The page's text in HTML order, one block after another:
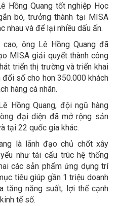
Hồng Quang tốt nghiệp Học
bó, trưởng thành tại MISA
nhau và để lại nhiều dấu ấn.
ông Lê Hồng Quang đã
MISA giải quyết thành công
triển thị trường và triển khai
số cho hơn 350.000 khách
hàng cá nhân.
Hồng Quang, đội ngũ hàng
đại diện đã mở rộng sản
tại 22 quốc gia khác.
là lãnh đạo chủ chốt xây
như tái cấu trúc hệ thống
các sản phẩm ứng dụng trí
tiêu giúp gần 1 triệu doanh
tăng năng suất, lợi thế cạnh
tế số.